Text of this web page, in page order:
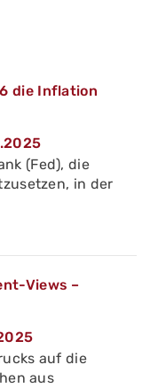
die Inflation
(Fed), die
in der
Views –
auf die
aus